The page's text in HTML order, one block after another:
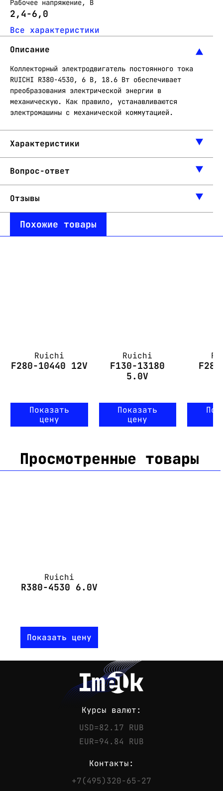
Контакты
Рабочее напряжение, В
2,4-6,0
Все характеристики
Описание
Коллекторный электродвигатель постоянного тока
RUICHI R380-4530, 6 В, 18.6 Вт обеспечивает
преобразования электрической энергии в
механическую. Как правило, устанавливаются
электромашины с механической коммутацией.
Характеристики
Вопрос-ответ
Отзывы
Похожие товары
Ruichi
F280-10440 12V
Показать
цену
Ruichi
F130-13180
5.0V
Показать
цену
Просмотренные товары
Ruichi
R380-4530 6.0V
Показать цену
Курсы валют:
USD=82.17 RUB
EUR=94.84 RUB
Контакты:
+7(495)320-65-27